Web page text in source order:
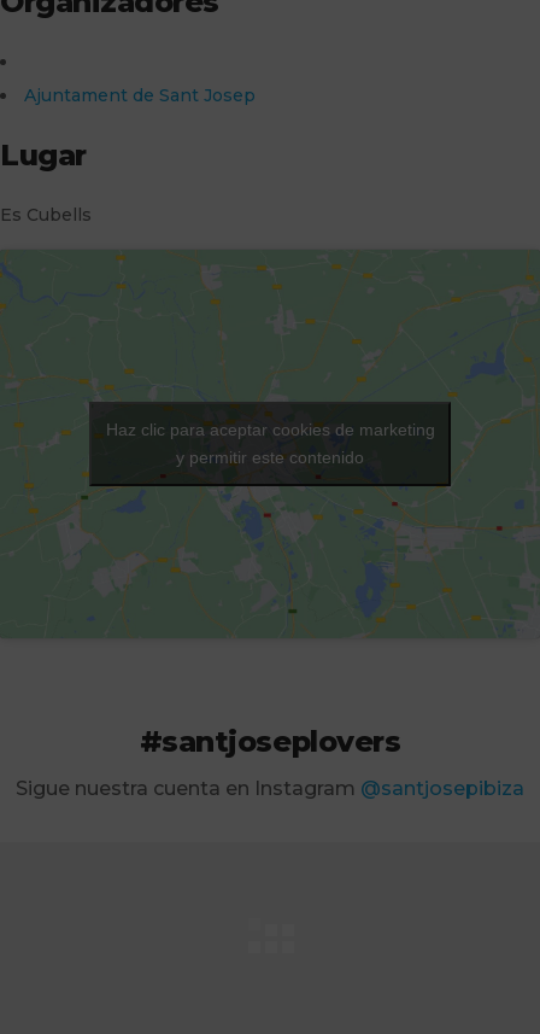
Ajuntament de Sant Josep
Lugar
Es Cubells
Haz clic para aceptar cookies de marketing
y permitir este contenido
#santjoseplovers
Sigue nuestra cuenta en Instagram @santjosepibiza